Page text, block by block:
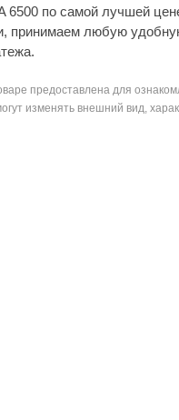
6500 по самой лучшей
принимаем любую
предоставлена для
изменять внешний вид,